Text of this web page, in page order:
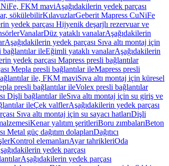
FKM maviAşağıdakilerin yedek parçası
sökülebilirKılavuzlarGeberit Mapress CuNiFe
yedek parçası Hijyenik deşarjlı rezervuar ve
VanalarDüz yataklı vanalarAşağıdakilerin
Aşağıdakilerin yedek parçası Sıva altı montaj için
bağlantılar ileEğimli yataklı vanalarAşağıdakilerin
yedek parçası Mapress presli bağlantılar
Mepla presli bağlantılar ileMapress presli
ile, FKM maviSıva altı montaj için küresel
presli bağlantılar ileVolex presli bağlantılar
Dişli bağlantılar ileSıva altı montaj için su giriş ve
ileÇek valflerAşağıdakilerin yedek parçası
Sıva altı montaj için su sayacı hatlarıDişli
Kenar yalıtım şeritleriBoru zımbalarıBeton
Metal güç dağıtım dolaplarıDağıtıcı
Kontrol elemanlarıAyar tahrikleriOda
yedek parçası
Aşağıdakilerin yedek parçası